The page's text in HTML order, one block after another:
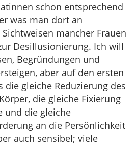
schon entsprechend
was man dort an
mancher Frauen
Desillusionierung. Ich will
Begründungen und
aber auf den ersten
die gleiche Reduzierung des
die gleiche Fixierung
und die gleiche
an die Persönlichkeit
auch sensibel; viele